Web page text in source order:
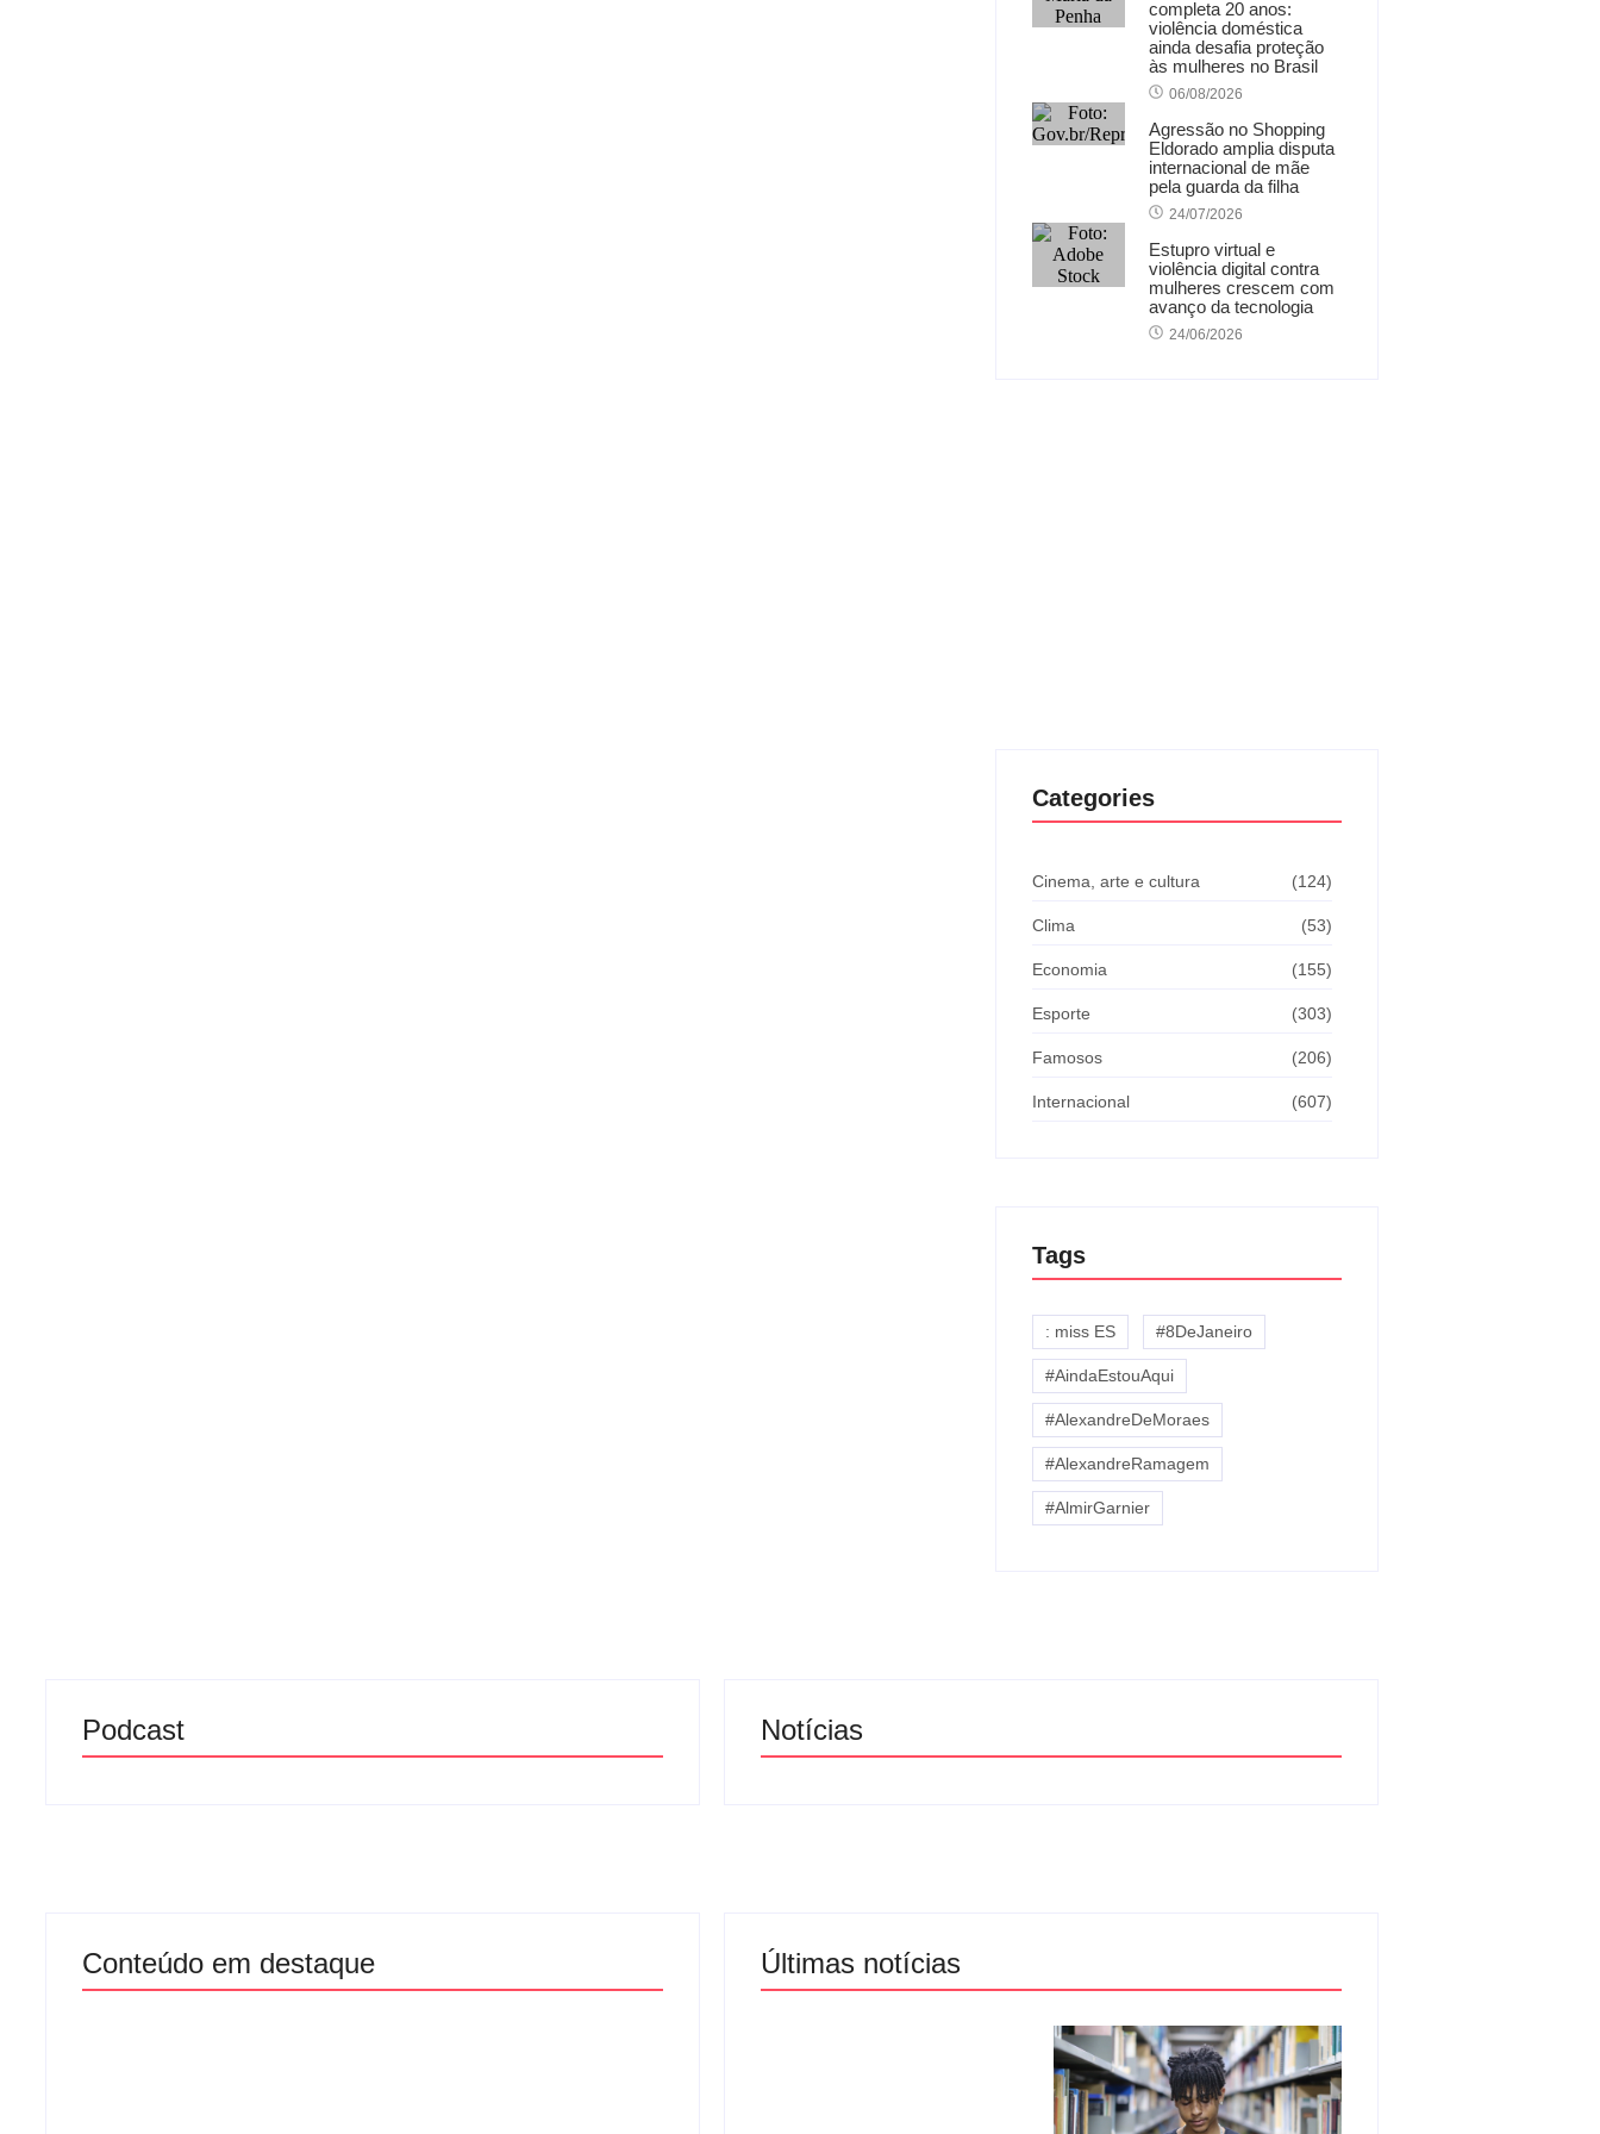
completa 20 anos:
violência doméstica
ainda desafia proteção
às mulheres no Brasil
06/08/2026
Agressão no Shopping
Eldorado amplia disputa
internacional de mãe
pela guarda da filha
24/07/2026
Estupro virtual e
violência digital contra
mulheres crescem com
avanço da tecnologia
24/06/2026
Categories
Cinema, arte e cultura (124)
Clima (53)
Economia (155)
Esporte (303)
Famosos (206)
Internacional (607)
Tags
: miss ES #8DeJaneiro
#AindaEstouAqui
#AlexandreDeMoraes
#AlexandreRamagem
#AlmirGarnier
Podcast Notícias
Conteúdo em destaque Últimas notícias